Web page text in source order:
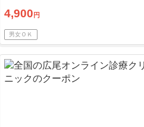
4,900 円
男女ＯＫ